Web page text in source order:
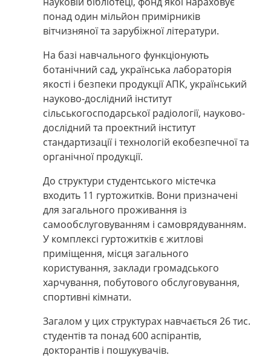
понад один мільйон примірників
вітчизняної та зарубіжної літератури.
На базі навчального функціонують
ботанічний сад, українська лабораторія
якості і безпеки продукції АПК, український
науково-дослідний інститут
сільськогосподарської радіології, науково-
дослідний та проектний інститут
стандартизації і технологій екобезпечної та
органічної продукції.
До структури студентського містечка
входить 11 гуртожитків. Вони призначені
для загального проживання із
самообслуговуванням і самоврядуванням.
У комплексі гуртожитків є житлові
приміщення, місця загального
користування, заклади громадського
харчування, побутового обслуговування,
спортивні кімнати.
Загалом у цих структурах навчається 26 тис.
студентів та понад 600 аспірантів,
докторантів і пошукувачів.